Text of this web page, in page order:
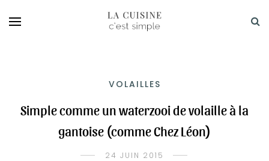
VOLAILLES
Simple comme un waterzooi de volaille à la
gantoise (comme Chez Léon)
24 JUIN 2015